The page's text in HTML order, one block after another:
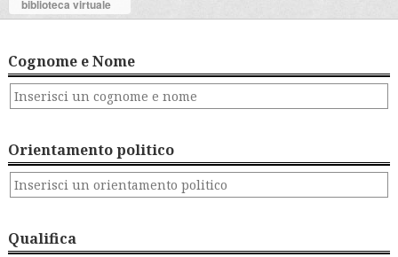
biblioteca virtuale
Cognome e Nome
Orientamento politico
Qualifica